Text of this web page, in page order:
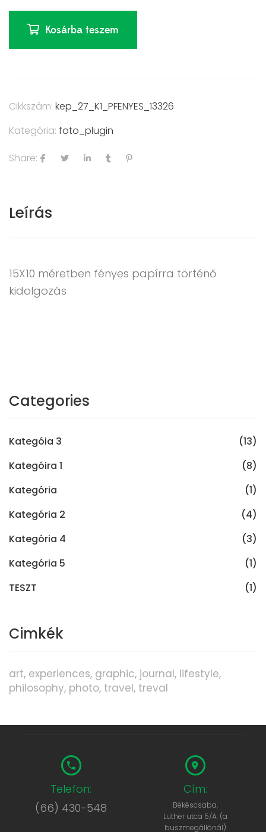
Kosárba teszem
Cikkszám: kep_27_K1_PFENYES_13326
Kategória: foto_plugin
Share:
Leírás
15X10 méretben fényes papírra történő
kidolgozás
Categories
Kategóia 3
(13)
Kategóira 1
(8)
Kategória
(1)
Kategória 2
(4)
Kategória 4
(3)
Kategória 5
(1)
TESZT
(1)
Cimkék
art experiences graphic journal lifestyle
philosophy photo travel treval
Telefon:
(66) 430-548
Cím:
Békéscsaba,
Luther utca 5/A. (a
buszmegállónál)